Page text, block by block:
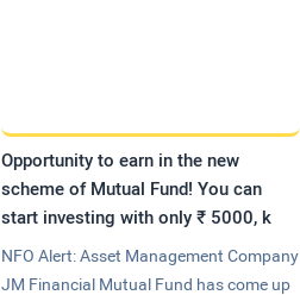
Opportunity to earn in the new
scheme of Mutual Fund! You can
start investing with only ₹ 5000, k
NFO Alert: Asset Management Company
JM Financial Mutual Fund has come up